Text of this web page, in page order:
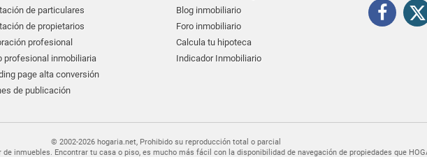
de particulares
de propietarios
profesional
profesional inmobiliaria
page alta conversión
de publicación
Blog inmobiliario
Foro inmobiliario
Calcula tu hipoteca
Indicador Inmobiliario
© 2002-2026 hogaria.net, Prohibido su reproducción total o parcial
inmuebles. Encontrar tu casa o piso, es mucho más fácil con la disponibilidad de navegación de propiedades que